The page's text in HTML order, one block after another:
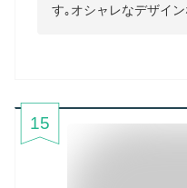
す｡オシャレなデザイ
15